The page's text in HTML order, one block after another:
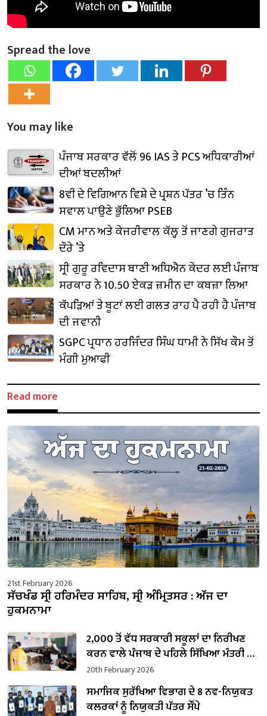
Spread the love
You may like
ਪੰਜਾਬ ਸਰਕਾਰ ਵੱਲੋਂ 96 IAS ਤੇ PCS ਅਧਿਕਾਰੀਆਂ
ਦੀਆਂ ਬਦਲੀਆਂ
8ਵੀਂ ਦੇ ਵਿਗਿਆਨ ਵਿਸ਼ੇ ਦੇ ਪ੍ਰਸ਼ਨ ਪੱਤਰ ’ਚ ਤਿੰਨ
ਸਵਾਲ ਪਾਉਣੇ ਭੁੱਲਿਆ PSEB
CM ਮਾਨ ਅਤੇ ਕੇਜਰੀਵਾਲ ਕੱਲ੍ਹ ਤੋਂ ਜਾਣਗੇ ਗੁਜਰਾਤ
ਦੌਰੇ ’ਤੇ
ਸ੍ਰੀ ਗੁਰੂ ਰਵਿਦਾਸ ਬਾਣੀ ਅਧਿਐਨ ਕੇਂਦਰ ਲਈ ਪੰਜਾਬ
ਸਰਕਾਰ ਨੇ 10.50 ਏਕੜ ਜ਼ਮੀਨ ਦਾ ਕਬਜ਼ਾ ਲਿਆ
ਕੱਪੜਿਆਂ ਤੇ ਬੂਟਾਂ ਲਈ ਗਲਤ ਰਾਹ ਪੈ ਰਹੀ ਹੈ ਪੰਜਾਬ
ਦੀ ਜਵਾਨੀ
SGPC ਪ੍ਰਧਾਨ ਹਰਜਿੰਦਰ ਸਿੰਘ ਧਾਮੀ ਨੇ ਸਿੱਖ ਕੌਮ ਤੋਂ
ਮੰਗੀ ਮੁਆਫੀ
Read more
21st February 2026
ਸੱਚਖੰਡ ਸ੍ਰੀ ਹਰਿਮੰਦਰ ਸਾਹਿਬ, ਸ੍ਰੀ ਅੰਮ੍ਰਿਤਸਰ : ਅੱਜ ਦਾ
ਹੁਕਮਨਾਮਾ
2,000 ਤੋਂ ਵੱਧ ਸਰਕਾਰੀ ਸਕੂਲਾਂ ਦਾ ਨਿਰੀਖਣ
ਕਰਨ ਵਾਲੇ ਪੰਜਾਬ ਦੇ ਪਹਿਲੇ ਸਿੱਖਿਆ ਮੰਤਰੀ ਬਣੇ
ਹਰਜੋਤ ਸਿੰਘ ਬੈਂਸ
20th February 2026
ਸਮਾਜਿਕ ਸੁਰੱਖਿਆ ਵਿਭਾਗ ਦੇ 8 ਨਵ-ਨਿਯੁਕਤ
ਕਲਰਕਾਂ ਨੂੰ ਨਿਯੁਕਤੀ ਪੱਤਰ ਸੌਂਪੇ